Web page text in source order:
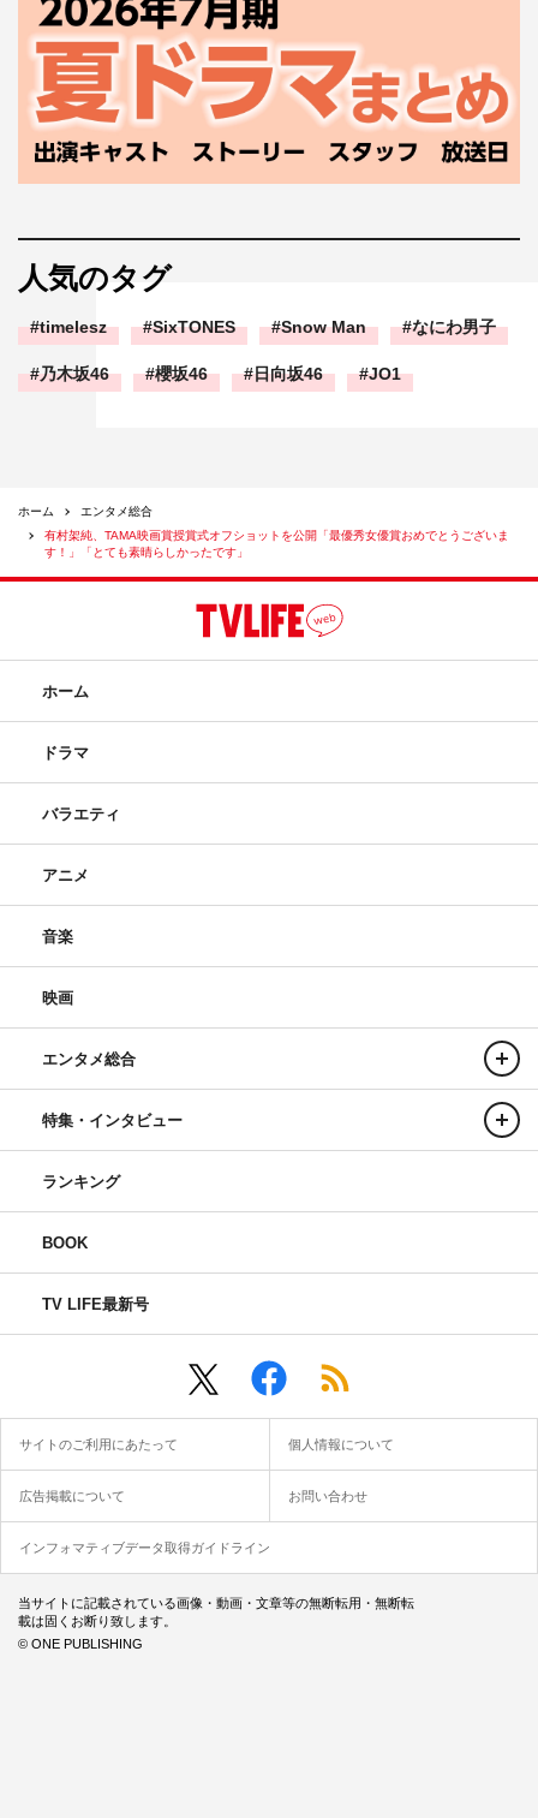
人気のタグ
timelesz SixTONES Snow Man なにわ男子
乃木坂46 櫻坂46 日向坂46 JO1
ホーム
エンタメ総合
有村架純、TAMA映画賞授賞式オフショットを公開「最優秀女優賞おめでとうございま
す！」「とても素晴らしかったです」
ホーム
ドラマ
バラエティ
アニメ
音楽
映画
エンタメ総合
特集・インタビュー
ランキング
BOOK
TV LIFE最新号
サイトのご利用にあたって 個人情報について
広告掲載について お問い合わせ
インフォマティブデータ取得ガイドライン
当サイトに記載されている画像・動画・文章等の無断転用・無断転
載は固くお断り致します。
© ONE PUBLISHING